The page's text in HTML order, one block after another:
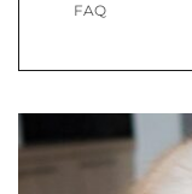
FAQ